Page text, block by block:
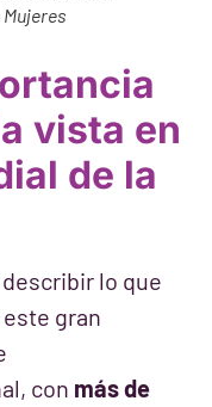
Mujeres
vista en
de la
lo que
gran
con más de